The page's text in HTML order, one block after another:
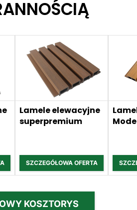
Lamele elewacyjne
superpremium
SZCZEGÓŁOWA OFERTA
KOSZTORYS